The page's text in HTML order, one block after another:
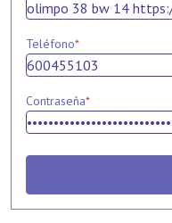
Teléfono*
Contraseña*